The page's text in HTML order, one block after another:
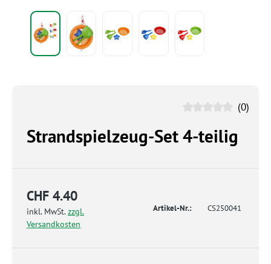
(0)
Strandspielzeug-Set 4-teilig
CHF 4.40
inkl. MwSt.zzgl.
Versandkosten
Artikel-Nr.: CS250041